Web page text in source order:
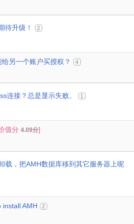
待升级！ 2
另一个账户买授权？ 4
连接？总是显示失败。 1
值分 4.09分]
载，把AMH数据库移到其它服务器上呢
install AMH 2